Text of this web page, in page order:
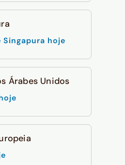
Singapura hoje
Árabes Unidos